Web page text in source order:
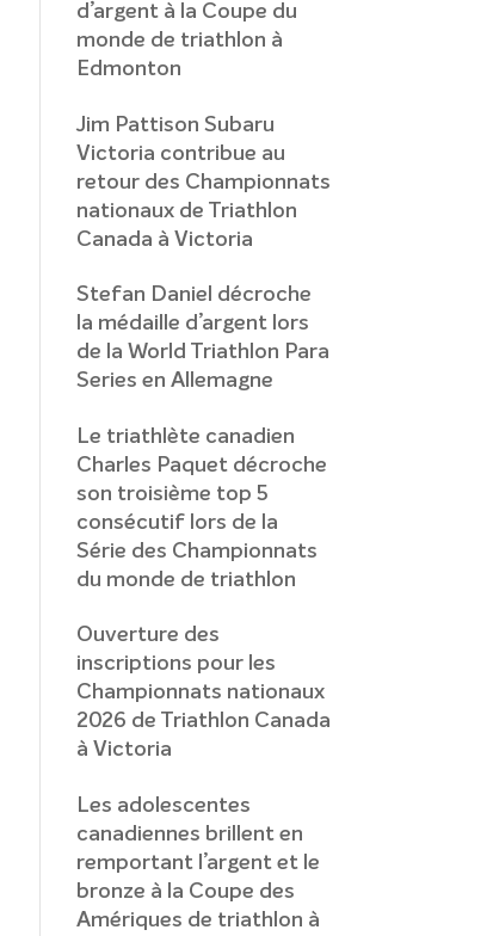
d’argent à la Coupe du
monde de triathlon à
Edmonton
Jim Pattison Subaru
Victoria contribue au
retour des Championnats
nationaux de Triathlon
Canada à Victoria
Stefan Daniel décroche
la médaille d’argent lors
de la World Triathlon Para
Series en Allemagne
Le triathlète canadien
Charles Paquet décroche
son troisième top 5
consécutif lors de la
Série des Championnats
du monde de triathlon
Ouverture des
inscriptions pour les
Championnats nationaux
2026 de Triathlon Canada
à Victoria
Les adolescentes
canadiennes brillent en
remportant l’argent et le
bronze à la Coupe des
Amériques de triathlon à